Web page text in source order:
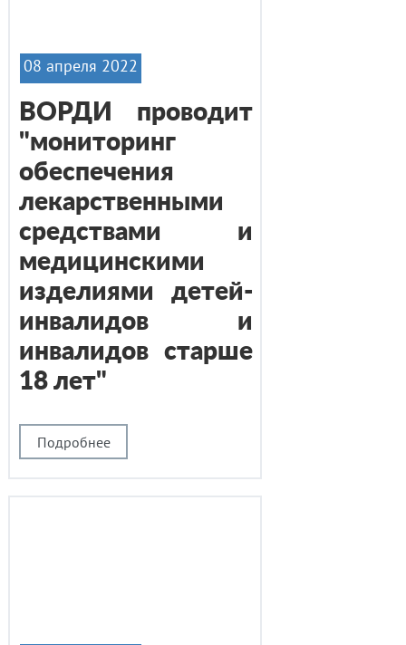
Подробнее
ВОРДИ проводит
"мониторинг
обеспечения
лекарственными
средствами и
медицинскими
изделиями детей-
инвалидов и
инвалидов старше
18 лет"
08 апреля 2022